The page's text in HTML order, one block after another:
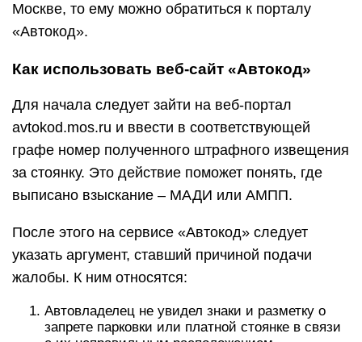
Москве, то ему можно обратиться к порталу
«Автокод».
Как использовать веб-сайт «Автокод»
Для начала следует зайти на веб-портал
avtokod.mos.ru и ввести в соответствующей
графе номер полученного штрафного извещения
за стоянку. Это действие поможет понять, где
выписано взыскание – МАДИ или АМПП.
После этого на сервисе «Автокод» следует
указать аргумент, ставший причиной подачи
жалобы. К ним относятся:
Автовладелец не увидел знаки и разметку о
запрете парковки или платной стоянке в связи